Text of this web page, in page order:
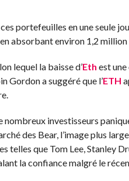
portefeuilles en une seule
absorbant environ 1,2 million
lequel la baisse d’Eth est
Gordon a suggéré que l’ETH
nombreux investisseurs
des Bear, l’image plus
telles que Tom Lee, Stanley
la confiance malgré le